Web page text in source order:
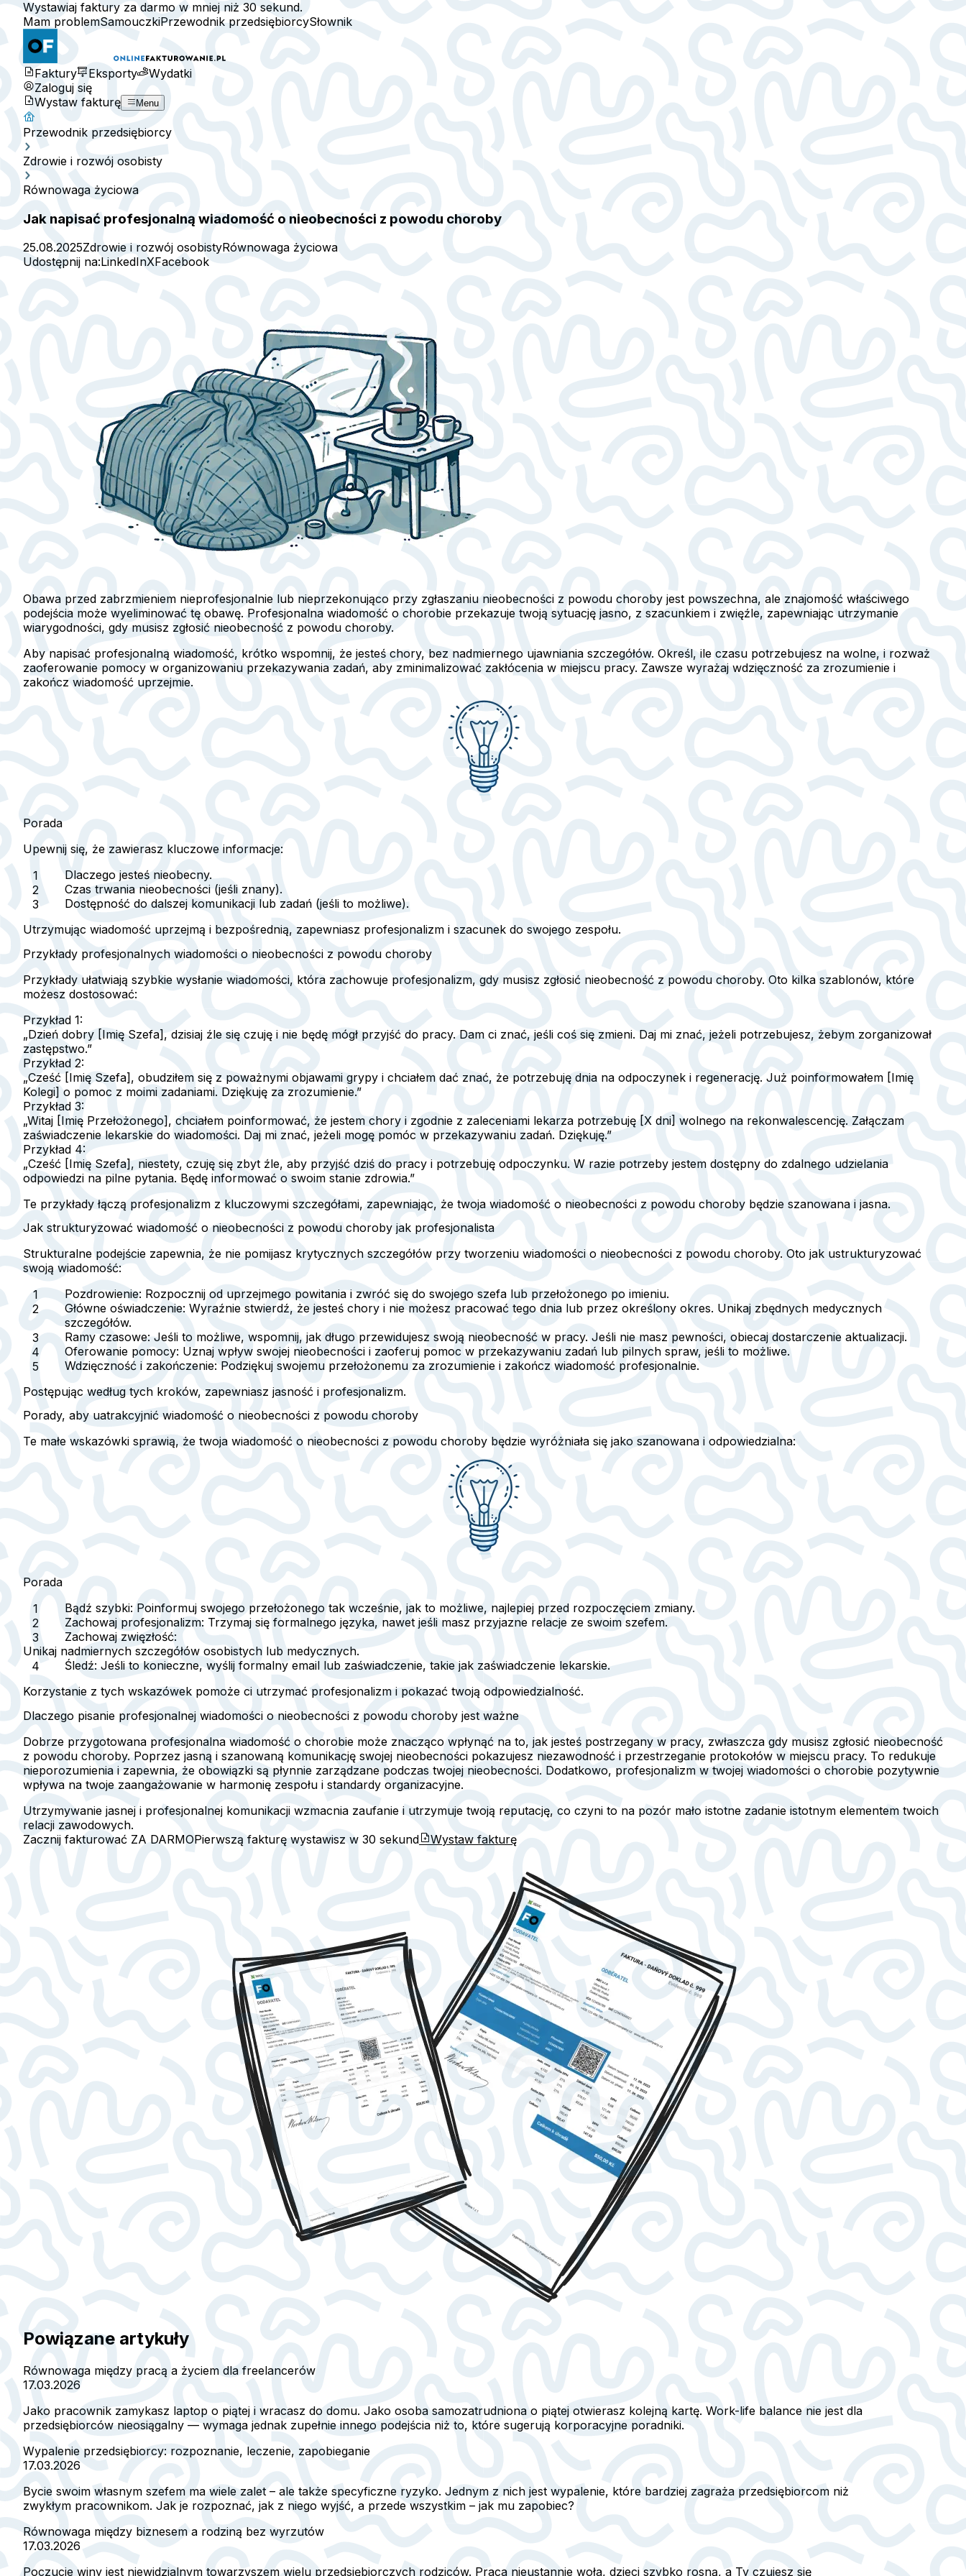
Wystawiaj faktury za darmo w mniej niż 30 sekund.
Mam problemSamouczkiPrzewodnik przedsiębiorcySłownik
Faktury Eksporty
Wydatki
Zaloguj się
Wystaw fakturę
Menu
Przewodnik przedsiębiorcy
Zdrowie i rozwój osobisty
Równowaga życiowa
Jak napisać profesjonalną wiadomość o nieobecności z powodu choroby
25.08.2025Zdrowie i rozwój osobistyRównowaga życiowa
Udostępnij na:LinkedInXFacebook
Obawa przed zabrzmieniem nieprofesjonalnie lub nieprzekonująco przy zgłaszaniu nieobecności z powodu choroby jest powszechna, ale znajomość właściwego
podejścia może wyeliminować tę obawę. Profesjonalna wiadomość o chorobie przekazuje twoją sytuację jasno, z szacunkiem i zwięźle, zapewniając utrzymanie
wiarygodności, gdy musisz zgłosić nieobecność z powodu choroby.
Aby napisać profesjonalną wiadomość, krótko wspomnij, że jesteś chory, bez nadmiernego ujawniania szczegółów. Określ, ile czasu potrzebujesz na wolne, i rozważ
zaoferowanie pomocy w organizowaniu przekazywania zadań, aby zminimalizować zakłócenia w miejscu pracy. Zawsze wyrażaj wdzięczność za zrozumienie i
zakończ wiadomość uprzejmie.
Porada
Upewnij się, że zawierasz kluczowe informacje:
Dlaczego jesteś nieobecny.
Czas trwania nieobecności (jeśli znany).
Dostępność do dalszej komunikacji lub zadań (jeśli to możliwe).
Utrzymując wiadomość uprzejmą i bezpośrednią, zapewniasz profesjonalizm i szacunek do swojego zespołu.
Przykłady profesjonalnych wiadomości o nieobecności z powodu choroby
Przykłady ułatwiają szybkie wysłanie wiadomości, która zachowuje profesjonalizm, gdy musisz zgłosić nieobecność z powodu choroby. Oto kilka szablonów, które
możesz dostosować:
Przykład 1:
„Dzień dobry [Imię Szefa], dzisiaj źle się czuję i nie będę mógł przyjść do pracy. Dam ci znać, jeśli coś się zmieni. Daj mi znać, jeżeli potrzebujesz, żebym zorganizował
zastępstwo.”
Przykład 2:
„Cześć [Imię Szefa], obudziłem się z poważnymi objawami grypy i chciałem dać znać, że potrzebuję dnia na odpoczynek i regenerację. Już poinformowałem [Imię
Kolegi] o pomoc z moimi zadaniami. Dziękuję za zrozumienie.”
Przykład 3:
„Witaj [Imię Przełożonego], chciałem poinformować, że jestem chory i zgodnie z zaleceniami lekarza potrzebuję [X dni] wolnego na rekonwalescencję. Załączam
zaświadczenie lekarskie do wiadomości. Daj mi znać, jeżeli mogę pomóc w przekazywaniu zadań. Dziękuję.”
Przykład 4:
„Cześć [Imię Szefa], niestety, czuję się zbyt źle, aby przyjść dziś do pracy i potrzebuję odpoczynku. W razie potrzeby jestem dostępny do zdalnego udzielania
odpowiedzi na pilne pytania. Będę informować o swoim stanie zdrowia.”
Te przykłady łączą profesjonalizm z kluczowymi szczegółami, zapewniając, że twoja wiadomość o nieobecności z powodu choroby będzie szanowana i jasna.
Jak strukturyzować wiadomość o nieobecności z powodu choroby jak profesjonalista
Strukturalne podejście zapewnia, że nie pomijasz krytycznych szczegółów przy tworzeniu wiadomości o nieobecności z powodu choroby. Oto jak ustrukturyzować
swoją wiadomość:
Pozdrowienie: Rozpocznij od uprzejmego powitania i zwróć się do swojego szefa lub przełożonego po imieniu.
Główne oświadczenie: Wyraźnie stwierdź, że jesteś chory i nie możesz pracować tego dnia lub przez określony okres. Unikaj zbędnych medycznych
szczegółów.
Ramy czasowe: Jeśli to możliwe, wspomnij, jak długo przewidujesz swoją nieobecność w pracy. Jeśli nie masz pewności, obiecaj dostarczenie aktualizacji.
Oferowanie pomocy: Uznaj wpływ swojej nieobecności i zaoferuj pomoc w przekazywaniu zadań lub pilnych spraw, jeśli to możliwe.
Wdzięczność i zakończenie: Podziękuj swojemu przełożonemu za zrozumienie i zakończ wiadomość profesjonalnie.
Postępując według tych kroków, zapewniasz jasność i profesjonalizm.
Porady, aby uatrakcyjnić wiadomość o nieobecności z powodu choroby
Te małe wskazówki sprawią, że twoja wiadomość o nieobecności z powodu choroby będzie wyróżniała się jako szanowana i odpowiedzialna:
Porada
Bądź szybki: Poinformuj swojego przełożonego tak wcześnie, jak to możliwe, najlepiej przed rozpoczęciem zmiany.
Zachowaj profesjonalizm: Trzymaj się formalnego języka, nawet jeśli masz przyjazne relacje ze swoim szefem.
Zachowaj zwięzłość:
Unikaj nadmiernych szczegółów osobistych lub medycznych.
Śledź: Jeśli to konieczne, wyślij formalny email lub zaświadczenie, takie jak zaświadczenie lekarskie.
Korzystanie z tych wskazówek pomoże ci utrzymać profesjonalizm i pokazać twoją odpowiedzialność.
Dlaczego pisanie profesjonalnej wiadomości o nieobecności z powodu choroby jest ważne
Dobrze przygotowana profesjonalna wiadomość o chorobie może znacząco wpłynąć na to, jak jesteś postrzegany w pracy, zwłaszcza gdy musisz zgłosić nieobecność
z powodu choroby. Poprzez jasną i szanowaną komunikację swojej nieobecności pokazujesz niezawodność i przestrzeganie protokołów w miejscu pracy. To redukuje
nieporozumienia i zapewnia, że obowiązki są płynnie zarządzane podczas twojej nieobecności. Dodatkowo, profesjonalizm w twojej wiadomości o chorobie pozytywnie
wpływa na twoje zaangażowanie w harmonię zespołu i standardy organizacyjne.
Utrzymywanie jasnej i profesjonalnej komunikacji wzmacnia zaufanie i utrzymuje twoją reputację, co czyni to na pozór mało istotne zadanie istotnym elementem twoich
relacji zawodowych.
Zacznij fakturować ZA DARMOPierwszą fakturę wystawisz w 30 sekund Wystaw fakturę
Powiązane artykuły
Równowaga między pracą a życiem dla freelancerów
17.03.2026
Jako pracownik zamykasz laptop o piątej i wracasz do domu. Jako osoba samozatrudniona o piątej otwierasz kolejną kartę. Work-life balance nie jest dla
przedsiębiorców nieosiągalny — wymaga jednak zupełnie innego podejścia niż to, które sugerują korporacyjne poradniki.
Wypalenie przedsiębiorcy: rozpoznanie, leczenie, zapobieganie
17.03.2026
Bycie swoim własnym szefem ma wiele zalet – ale także specyficzne ryzyko. Jednym z nich jest wypalenie, które bardziej zagraża przedsiębiorcom niż
zwykłym pracownikom. Jak je rozpoznać, jak z niego wyjść, a przede wszystkim – jak mu zapobiec?
Równowaga między biznesem a rodziną bez wyrzutów
17.03.2026
Poczucie winy jest niewidzialnym towarzyszem wielu przedsiębiorczych rodziców. Praca nieustannie woła, dzieci szybko rosną, a Ty czujesz się